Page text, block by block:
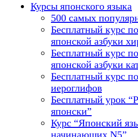
Курсы японского языка
500 самых
Бесплатный курс
японской азбуки
Бесплатный курс
японской азбуки
Бесплатный курс
иероглифов
Бесплатный урок
японски”
Курс “Японский
начинающих N5”